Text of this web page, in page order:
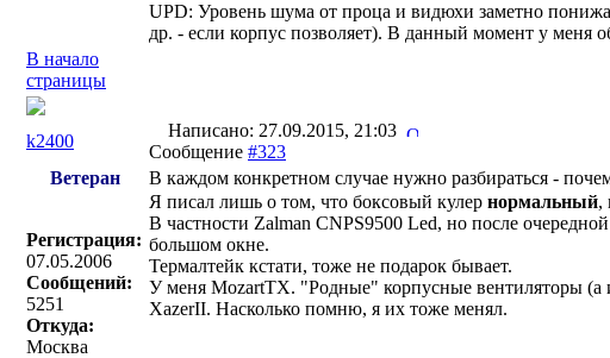
UPD: Уровень шума от проца и видюхи заметно
др. - если корпус позволяет). В данный момент у меня
В начало
страницы
k2400
Написано: 27.09.2015, 21:03
Сообщение #323
Ветеран
Регистрация:
07.05.2006
Сообщений:
5251
Откуда:
Москва
В каждом конкретном случае нужно разбираться -
Я писал лишь о том, что боксовый кулер нормальный,
В частности Zalman CNPS9500 Led, но после
большом окне.
Термалтейк кстати, тоже не подарок бывает.
У меня MozartTX. "Родные" корпусные вентиляторы (а
XazerII. Насколько помню, я их тоже менял.